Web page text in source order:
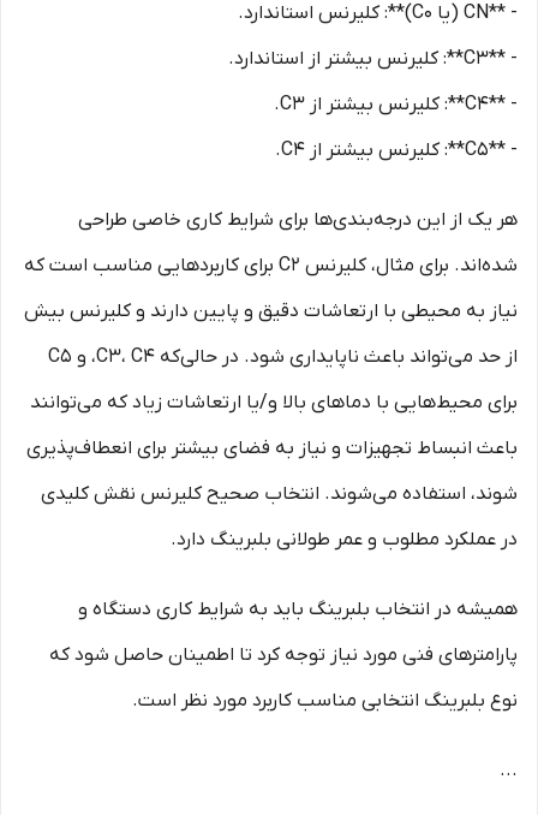
- **CN (یا C0)**: کلیرنس استاندارد.
- **C3**: کلیرنس بیشتر از استاندارد.
- **C4**: کلیرنس بیشتر از C3.
- **C5**: کلیرنس بیشتر از C4.
هر یک از این درجه‌بندی‌ها برای شرایط کاری خاصی طراحی
شده‌اند. برای مثال، کلیرنس C2 برای کاربردهایی مناسب است که
نیاز به محیطی با ارتعاشات دقیق و پایین دارند و کلیرنس بیش
از حد می‌تواند باعث ناپایداری شود. در حالی‌که C3، C4، و C5
برای محیط‌هایی با دماهای بالا و/یا ارتعاشات زیاد که می‌توانند
باعث انبساط تجهیزات و نیاز به فضای بیشتر برای انعطاف‌پذیری
شوند، استفاده می‌شوند. انتخاب صحیح کلیرنس نقش کلیدی
در عملکرد مطلوب و عمر طولانی بلبرینگ دارد.
همیشه در انتخاب بلبرینگ باید به شرایط کاری دستگاه و
پارامترهای فنی مورد نیاز توجه کرد تا اطمینان حاصل شود که
نوع بلبرینگ انتخابی مناسب کاربرد مورد نظر است.
...